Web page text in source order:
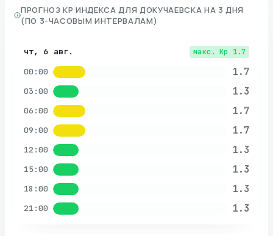
ПРОГНОЗ KP ИНДЕКСА ДЛЯ ДОКУЧАЕВСКА НА 3 ДНЯ
(ПО 3-ЧАСОВЫМ ИНТЕРВАЛАМ)
чт, 6 авг. макс. Kp 1.7
00:00 1.7
03:00 1.3
06:00 1.7
09:00 1.7
12:00 1.3
15:00 1.3
18:00 1.3
21:00 1.3